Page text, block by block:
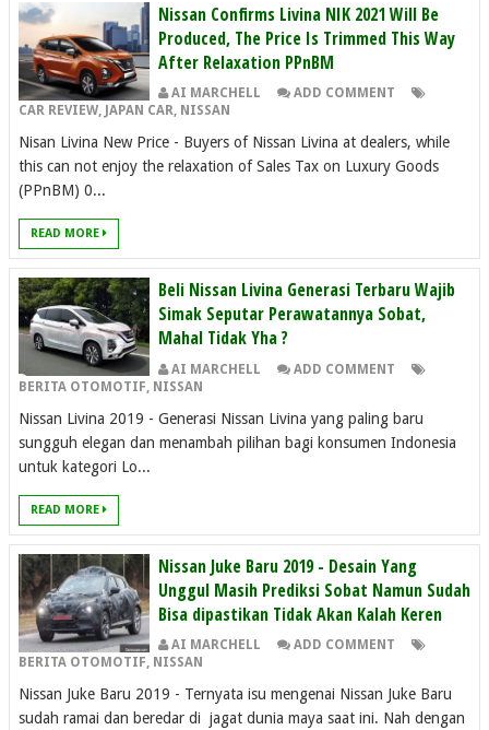
Nissan Confirms Livina NIK 2021 Will Be
Produced, The Price Is Trimmed This Way
After Relaxation PPnBM
AI MARCHELL
ADD COMMENT
CAR REVIEW, JAPAN CAR, NISSAN
Nisan Livina New Price - Buyers of Nissan Livina at dealers, while
this can not enjoy the relaxation of Sales Tax on Luxury Goods
(PPnBM) 0...
READ MORE
Beli Nissan Livina Generasi Terbaru Wajib
Simak Seputar Perawatannya Sobat,
Mahal Tidak Yha ?
AI MARCHELL
ADD COMMENT
BERITA OTOMOTIF, NISSAN
Nissan Livina 2019 - Generasi Nissan Livina yang paling baru
sungguh elegan dan menambah pilihan bagi konsumen Indonesia
untuk kategori Lo...
READ MORE
Nissan Juke Baru 2019 - Desain Yang
Unggul Masih Prediksi Sobat Namun Sudah
Bisa dipastikan Tidak Akan Kalah Keren
AI MARCHELL
ADD COMMENT
BERITA OTOMOTIF, NISSAN
Nissan Juke Baru 2019 - Ternyata isu mengenai Nissan Juke Baru
sudah ramai dan beredar di jagat dunia maya saat ini. Nah dengan